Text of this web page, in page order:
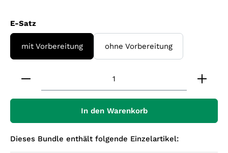
E-Satz
mit Vorbereitung ohne Vorbereitung
Produkt Anzahl: Gib den gewünschten Wert
In den Warenkorb
Dieses Bundle enthält folgende Einzelartikel: